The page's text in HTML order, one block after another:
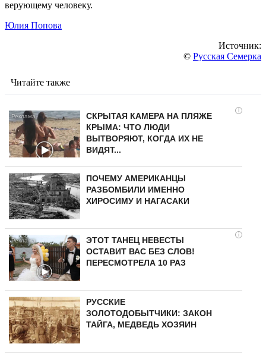
верующему человеку.
Юлия Попова
Источник:
© Русская Семерка
Читайте также
i
СКРЫТАЯ КАМЕРА НА ПЛЯЖЕ
КРЫМА: ЧТО ЛЮДИ
ВЫТВОРЯЮТ, КОГДА ИХ НЕ
ВИДЯТ...
ПОЧЕМУ АМЕРИКАНЦЫ
РАЗБОМБИЛИ ИМЕННО
ХИРОСИМУ И НАГАСАКИ
i
ЭТОТ ТАНЕЦ НЕВЕСТЫ
ОСТАВИТ ВАС БЕЗ СЛОВ!
ПЕРЕСМОТРЕЛА 10 РАЗ
РУССКИЕ
ЗОЛОТОДОБЫТЧИКИ: ЗАКОН
ТАЙГА, МЕДВЕДЬ ХОЗЯИН